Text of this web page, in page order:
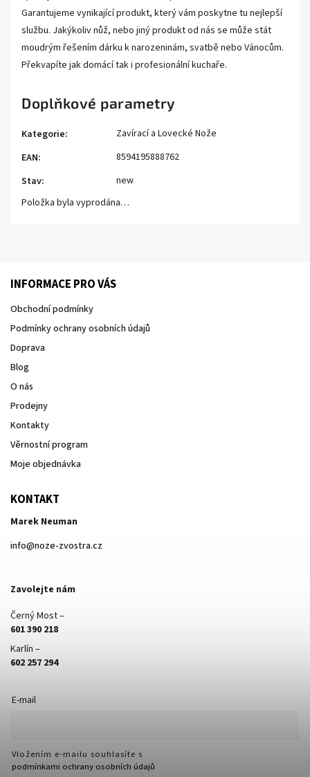
Garantujeme vynikající produkt, který vám poskytne tu nejlepší
službu. Jakýkoliv nůž, nebo jiný produkt od nás se může stát
moudrým řešením dárku k narozeninám, svatbě nebo Vánocům.
Překvapíte jak domácí tak i profesionální kuchaře.
Doplňkové parametry
Kategorie:
Zavírací a Lovecké Nože
EAN:
8594195888762
Stav:
new
Položka byla vyprodána…
INFORMACE PRO VÁS
Obchodní podmínky
Podmínky ochrany osobních údajů
Doprava
Blog
O nás
Prodejny
Kontakty
Věrnostní program
Moje objednávka
KONTAKT
Marek Neuman
info@noze-zvostra.cz
Zavolejte nám
Černý Most –
601 390 218
Karlín –
602 257 294
E-mail
Vložením e-mailu souhlasíte s
podmínkami ochrany osobních údajů